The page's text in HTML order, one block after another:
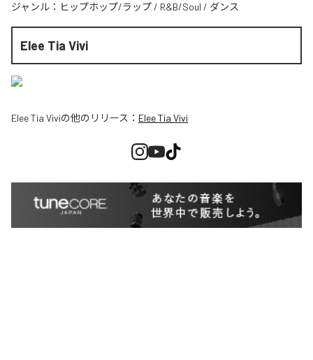
ジャンル： ヒップホップ/ラップ / R&B/Soul / ダンス
Elee Tia Vivi
Elee Tia Viviの他のリリース： Elee Tia Vivi